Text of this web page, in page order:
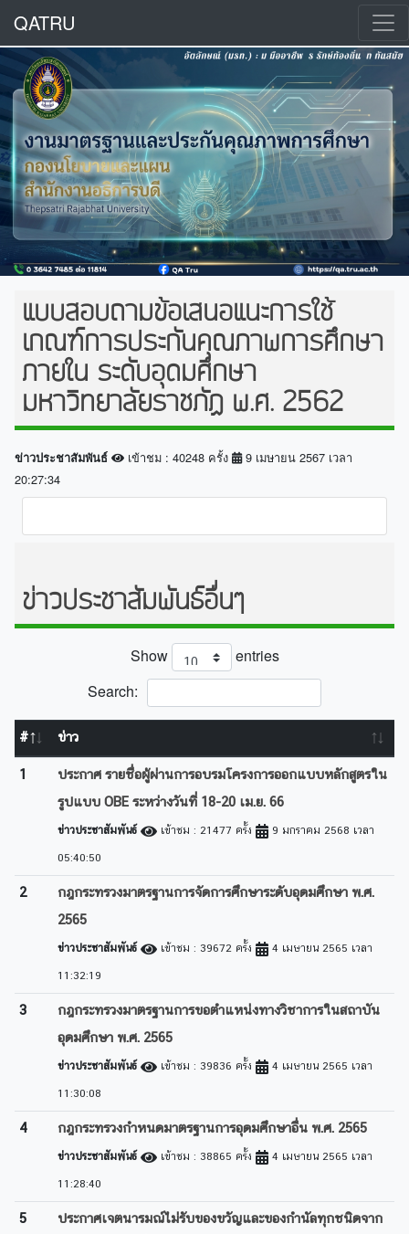
QATRU
แบบสอบถามข้อเสนอแนะการใช้
เกณฑ์การประกันคุณภาพการศึกษา
ภายใน ระดับอุดมศึกษา
มหาวิทยาลัยราชภัฏ พ.ศ. 2562
ข่าวประชาสัมพันธ์ เข้าชม : 40248 ครั้ง
9 เมษายน 2567 เวลา
20:27:34
ข่าวประชาสัมพันธ์อื่นๆ
Show
entries
Search:
#
ข่าว
1
ประกาศ รายชื่อผู้ผ่านการอบรมโครงการออกแบบหลักสูตรใน
รูปแบบ OBE ระหว่างวันที่ 18-20 เม.ย. 66
ข่าวประชาสัมพันธ์ เข้าชม : 21477 ครั้ง
9 มกราคม 2568 เวลา
05:40:50
2
กฎกระทรวงมาตรฐานการจัดการศึกษาระดับอุดมศึกษา พ.ศ.
2565
ข่าวประชาสัมพันธ์ เข้าชม : 39672 ครั้ง
4 เมษายน 2565 เวลา
11:32:19
3
กฎกระทรวงมาตรฐานการขอตำแหน่งทางวิชาการในสถาบัน
อุดมศึกษา พ.ศ. 2565
ข่าวประชาสัมพันธ์ เข้าชม : 39836 ครั้ง
4 เมษายน 2565 เวลา
11:30:08
4 กฎกระทรวงกำหนดมาตรฐานการอุดมศึกษาอื่น พ.ศ. 2565
ข่าวประชาสัมพันธ์ เข้าชม : 38865 ครั้ง
4 เมษายน 2565 เวลา
11:28:40
5
ประกาศเจตนารมณ์ไม่รับของขวัญและของกำนัลทุกชนิดจาก